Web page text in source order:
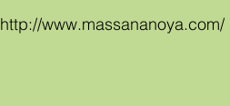
http://www.massananoya.com/